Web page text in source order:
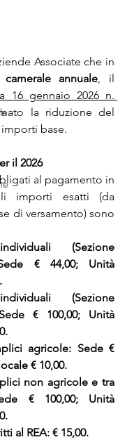
Associate che in
annuale
16 gennaio 2026 n.
la riduzione del
base.
il 2026
al pagamento in
importi esatti (da
di versamento) sono
(Sezione
€ 44,00; Unità
(Sezione
€ 100,00; Unità
agricole: Sede €
€ 10,00.
non agricole e tra
€ 100,00; Unità
al REA: € 15,00.